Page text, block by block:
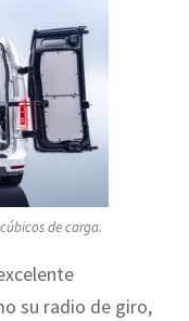
de carga.
su radio de giro,